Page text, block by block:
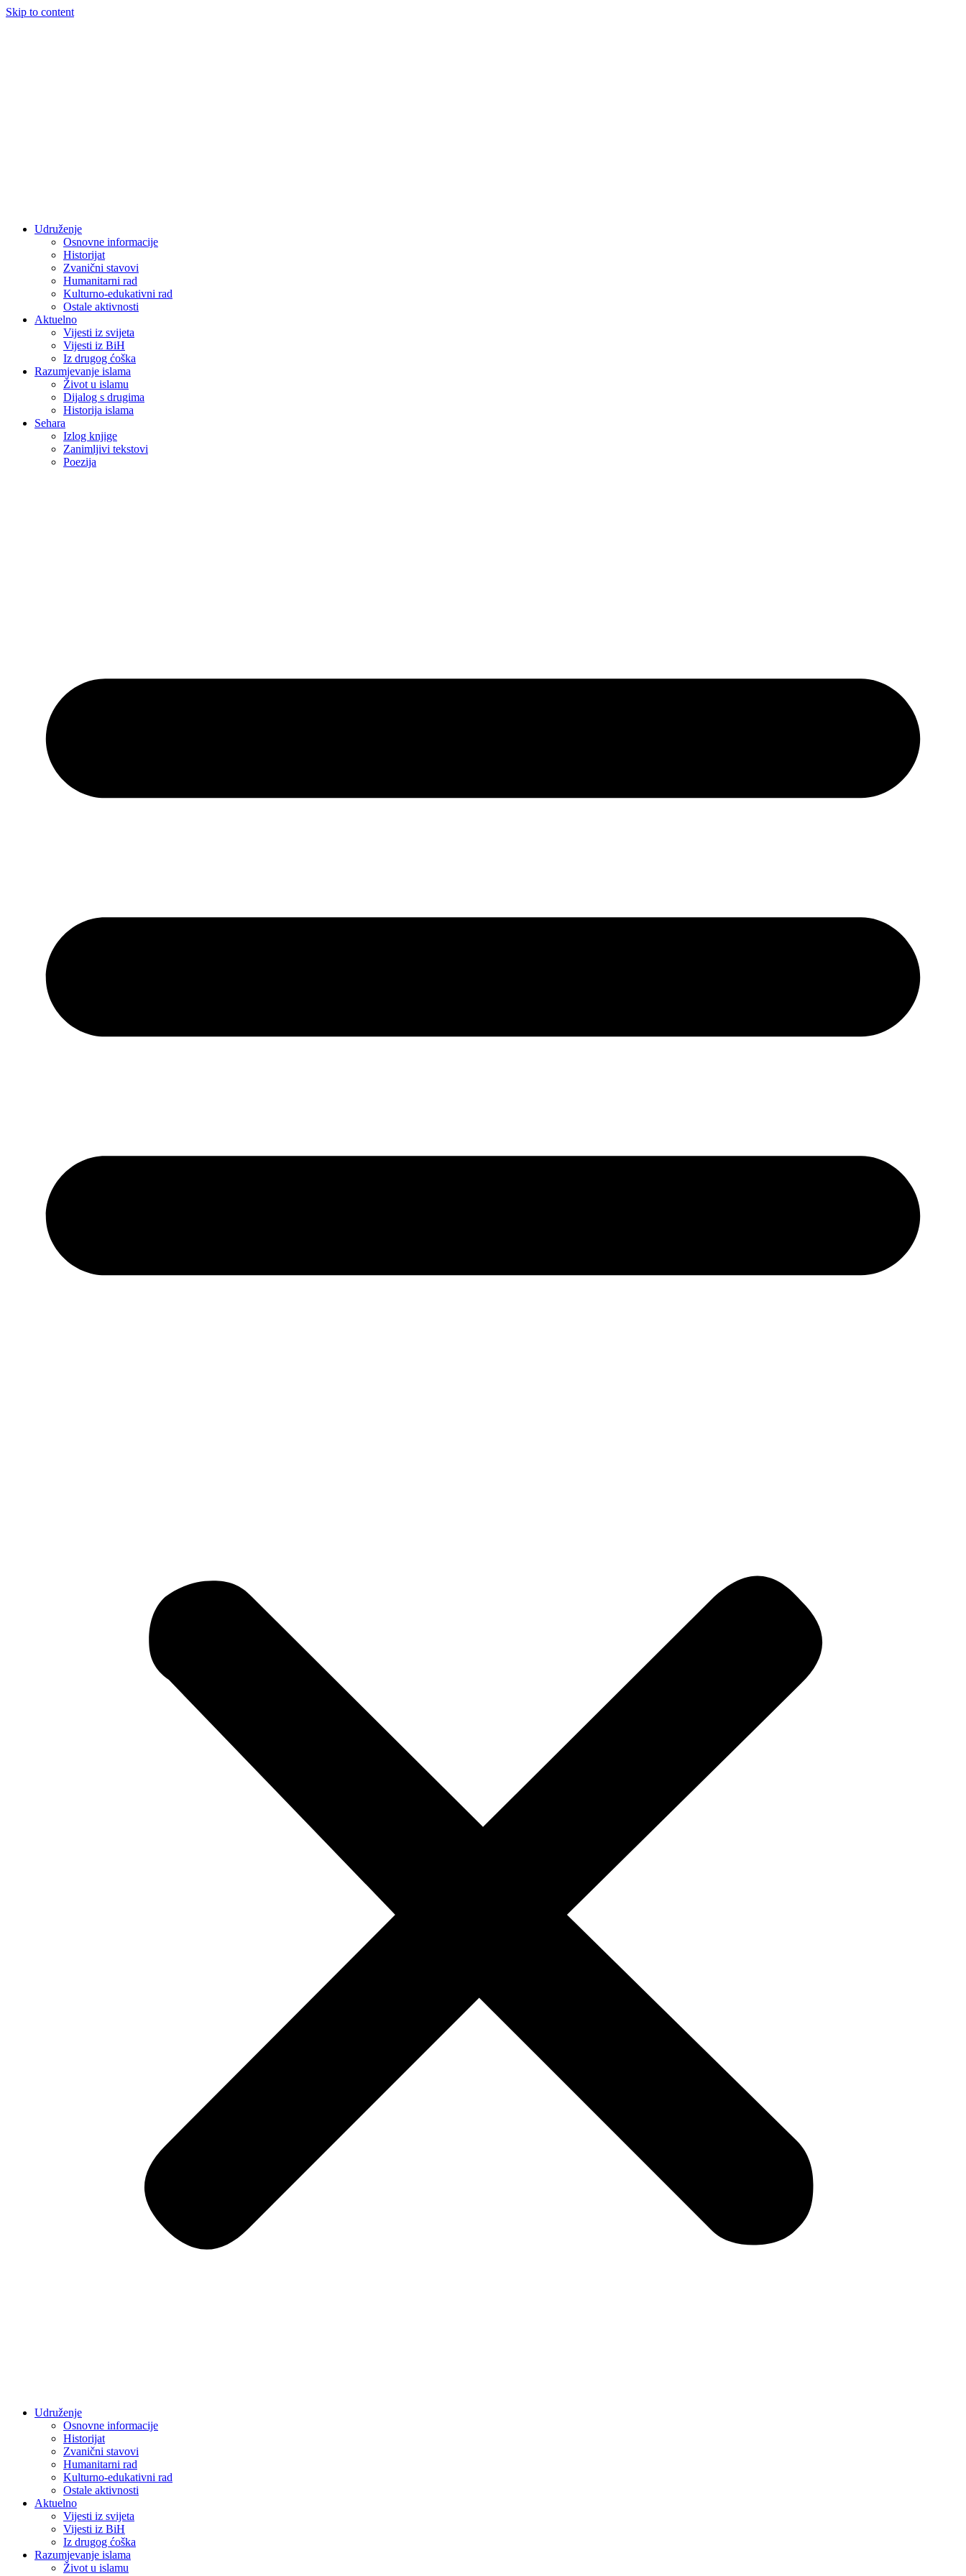
Skip to content
Udruženje
Osnovne informacije
Historijat
Zvanični stavovi
Humanitarni rad
Kulturno-edukativni rad
Ostale aktivnosti
Aktuelno
Vijesti iz svijeta
Vijesti iz BiH
Iz drugog ćoška
Razumjevanje islama
Život u islamu
Dijalog s drugima
Historija islama
Sehara
Izlog knjige
Zanimljivi tekstovi
Poezija
Udruženje
Osnovne informacije
Historijat
Zvanični stavovi
Humanitarni rad
Kulturno-edukativni rad
Ostale aktivnosti
Aktuelno
Vijesti iz svijeta
Vijesti iz BiH
Iz drugog ćoška
Razumjevanje islama
Život u islamu